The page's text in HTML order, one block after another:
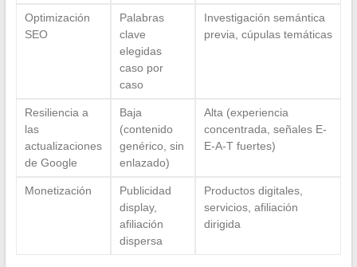
Optimización
SEO
Palabras
clave
elegidas
caso por
caso
Investigación semántica
previa, cúpulas temáticas
Resiliencia a
las
actualizaciones
de Google
Baja
(contenido
genérico, sin
enlazado)
Alta (experiencia
concentrada, señales E-
E-A-T fuertes)
Monetización
Publicidad
display,
afiliación
dispersa
Productos digitales,
servicios, afiliación
dirigida